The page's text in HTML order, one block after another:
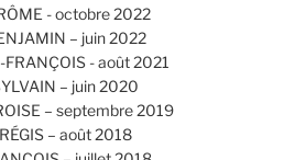
- octobre 2022
– juin 2022
FRANÇOIS - août 2021
– juin 2020
– septembre 2019
RÉGIS – août 2018